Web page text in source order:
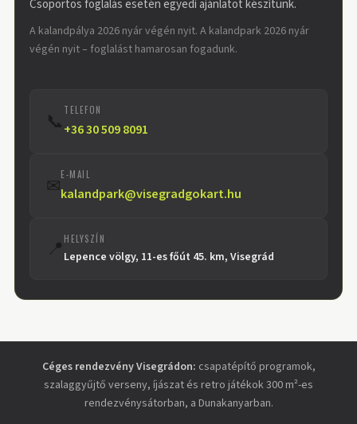
Csoportos foglalás esetén egyedi ajánlatot készítünk.
A kalandpálya 2026 nyár végén nyit. A kalandpark 2026 nyár
végén nyit – foglalást hamarosan fogadunk.
📞 TELEFON
+36 30 509 8091
✉E-MAIL
kalandpark@visegradgokart.hu
📍 HELYSZÍN
Lepence völgy, 11-es főút 45. km, Visegrád
Céges rendezvény Visegrádon: csapatépítő programok,
szalaggyűjtő verseny, íjászat és retro játékok 300 m²-es
rendezvénysátorban, a Dunakanyarban.